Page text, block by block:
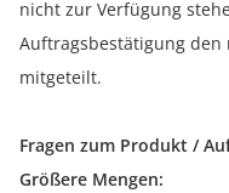
nicht zur Verfügung
Auftragsbestätigung
mitgeteilt.
Fragen zum Produkt /
Größere Mengen: